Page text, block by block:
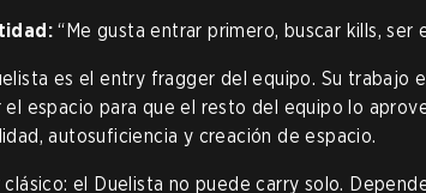
“Me gusta entrar primero, buscar kills, ser
es el entry fragger del equipo. Su trabajo
el espacio para que el resto del equipo lo
autosuficiencia y creación de espacio.
clásico: el Duelista no puede carry solo.